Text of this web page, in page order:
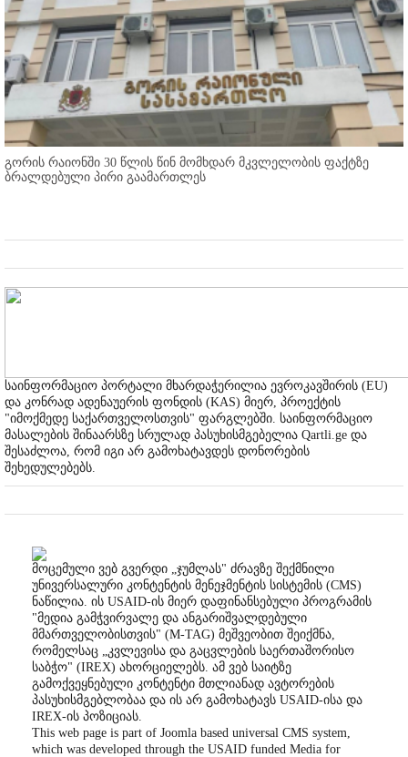
გორის რაიონში 30 წლის წინ მომხდარ მკვლელობის ფაქტზე
ბრალდებული პირი გაამართლეს
საინფორმაციო პორტალი მხარდაჭერილია ევროკავშირის (EU)
და კონრად ადენაუერის ფონდის (KAS) მიერ, პროექტის
"იმოქმედე საქართველოსთვის" ფარგლებში. საინფორმაციო
მასალების შინაარსზე სრულად პასუხისმგებელია Qartli.ge და
შესაძლოა, რომ იგი არ გამოხატავდეს დონორების
შეხედულებებს.
მოცემული ვებ გვერდი „ჯუმლას" ძრავზე შექმნილი
უნივერსალური კონტენტის მენეჯმენტის სისტემის (CMS)
ნაწილია. ის USAID-ის მიერ დაფინანსებული პროგრამის
"მედია გამჭვირვალე და ანგარიშვალდებული
მმართველობისთვის" (M-TAG) მეშვეობით შეიქმნა,
რომელსაც „კვლევისა და გაცვლების საერთაშორისო
საბჭო" (IREX) ახორციელებს. ამ ვებ საიტზე
გამოქვეყნებული კონტენტი მთლიანად ავტორების
პასუხისმგებლობაა და ის არ გამოხატავს USAID-ისა და
IREX-ის პოზიციას.
This web page is part of Joomla based universal CMS system,
which was developed through the USAID funded Media for